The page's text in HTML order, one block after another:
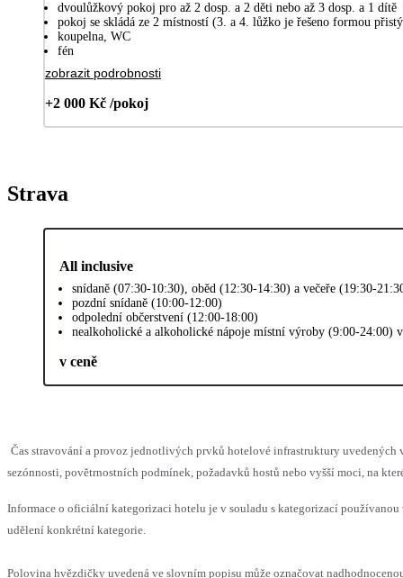
dvoulůžkový pokoj pro až 2 dosp. a 2 děti nebo až 3 dosp. a 1 dítě
pokoj se skládá ze 2 místností (3. a 4. lůžko je řešeno formou
koupelna, WC
fén
zobrazit podrobnosti
+2 000 Kč /pokoj
Strava
All inclusive
snídaně (07:30-10:30), oběd (12:30-14:30) a večeře (19:30-
pozdní snídaně (10:00-12:00)
odpolední občerstvení (12:00-18:00)
nealkoholické a alkoholické nápoje místní výroby (9:00-24:00) v
v ceně
Čas stravování a provoz jednotlivých prvků hotelové infrastruktury uvedených
sezónnosti, povětrnostních podmínek, požadavků hostů nebo vyšší moci, na
Informace o oficiální kategorizaci hotelu je v souladu s kategorizací
udělení konkrétní kategorie.
Polovina hvězdičky uvedená ve slovním popisu může označovat